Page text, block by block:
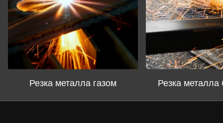
Резка металла газом Резка металла